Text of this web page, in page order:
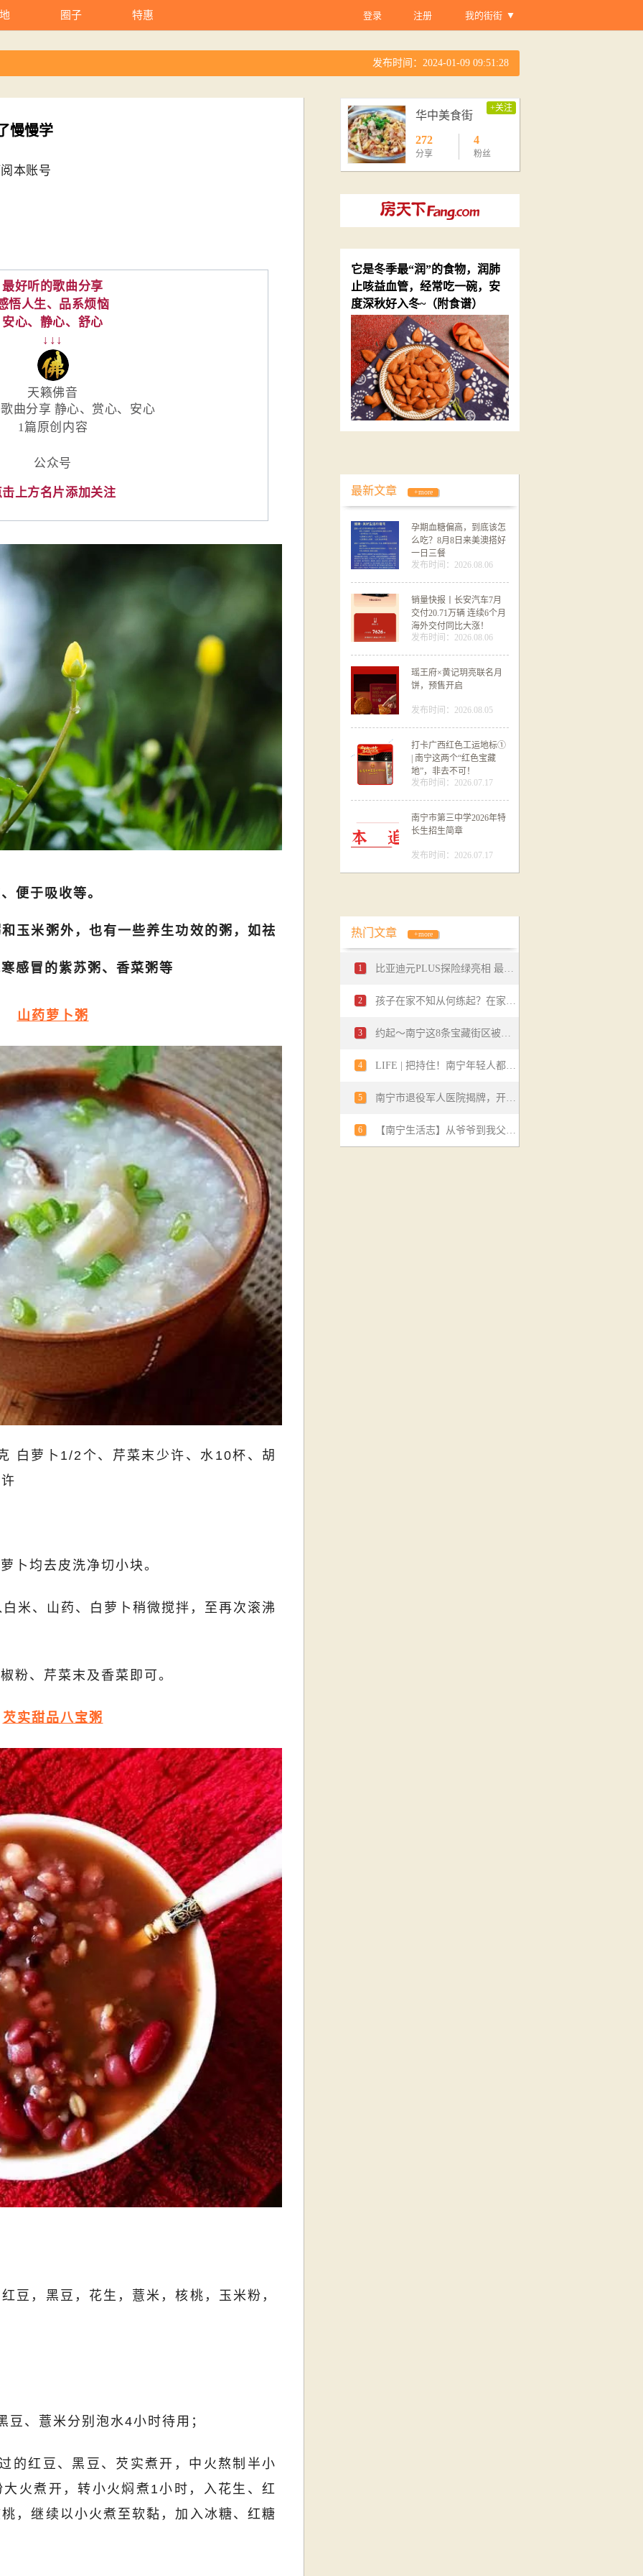
圈子 特惠 登录 注册 我的街街
发布时间：2024-01-09 09:51:28
慢慢学
本账号
最好听的歌曲分享
悟人生、品系烦恼
安心、静心、舒心
↓↓↓
天籁佛音
曲分享 静心、赏心、安心
1篇原创内容
公众号
击上方名片添加关注
便于吸收等。
玉米粥外，也有一些养生功效的粥，如祛
感冒的紫苏粥、香菜粥等
山药萝卜粥
白萝卜1/2个、芹菜末少许、水10杯、胡
卜均去皮洗净切小块。
米、山药、白萝卜稍微搅拌，至再次滚沸
粉、芹菜末及香菜即可。
芡实甜品八宝粥
豆，黑豆，花生，薏米，核桃，玉米粉，
、薏米分别泡水4小时待用；
的红豆、黑豆、芡实煮开，中火熬制半小
火煮开，转小火焖煮1小时，入花生、红
，继续以小火煮至软黏，加入冰糖、红糖
华中美食街
272
分享
4
粉丝
+关注
它是冬季最“润”的食物，润肺
止咳益血管，经常吃一碗，安
度深秋好入冬~（附食谱）
最新文章 +more
孕期血糖偏高，到底该怎
么吃？8月8日来美澳搭好
一日三餐
发布时间：2026.08.06
销量快报丨长安汽车7月
交付20.71万辆 连续6个月
海外交付同比大涨！
发布时间：2026.08.06
瑶王府×黄记玥亮联名月
饼，预售开启
发布时间：2026.08.05
打卡广西红色工运地标①
| 南宁这两个“红色宝藏
地”，非去不可！
发布时间：2026.07.17
南宁市第三中学2026年特
长生招生简章
发布时间：2026.07.17
热门文章 +more
1
2
3
4
5
6